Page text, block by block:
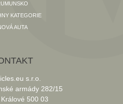
KATEGORIE
AUTA
s.r.o.
armády 282/15
500 03